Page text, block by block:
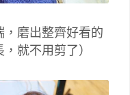
磨出整齊好看的
就不用剪了）